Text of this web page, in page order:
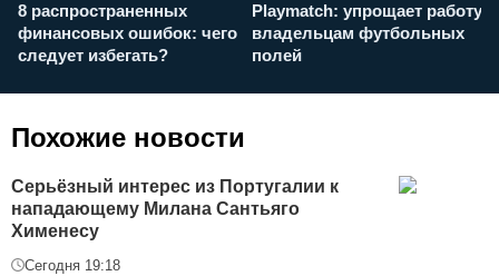
8 распространенных
финансовых ошибок: чего
следует избегать?
Playmatch: упрощает работу
владельцам футбольных
полей
Похожие новости
Серьёзный интерес из Португалии к
нападающему Милана Сантьяго
Хименесу
Сегодня 19:18